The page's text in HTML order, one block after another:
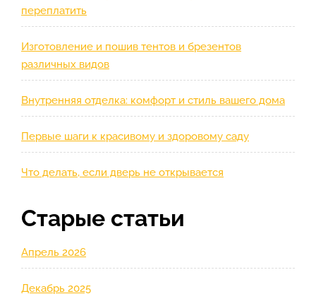
переплатить
Изготовление и пошив тентов и брезентов
различных видов
Внутренняя отделка: комфорт и стиль вашего дома
Первые шаги к красивому и здоровому саду
Что делать, если дверь не открывается
Старые статьи
Апрель 2026
Декабрь 2025